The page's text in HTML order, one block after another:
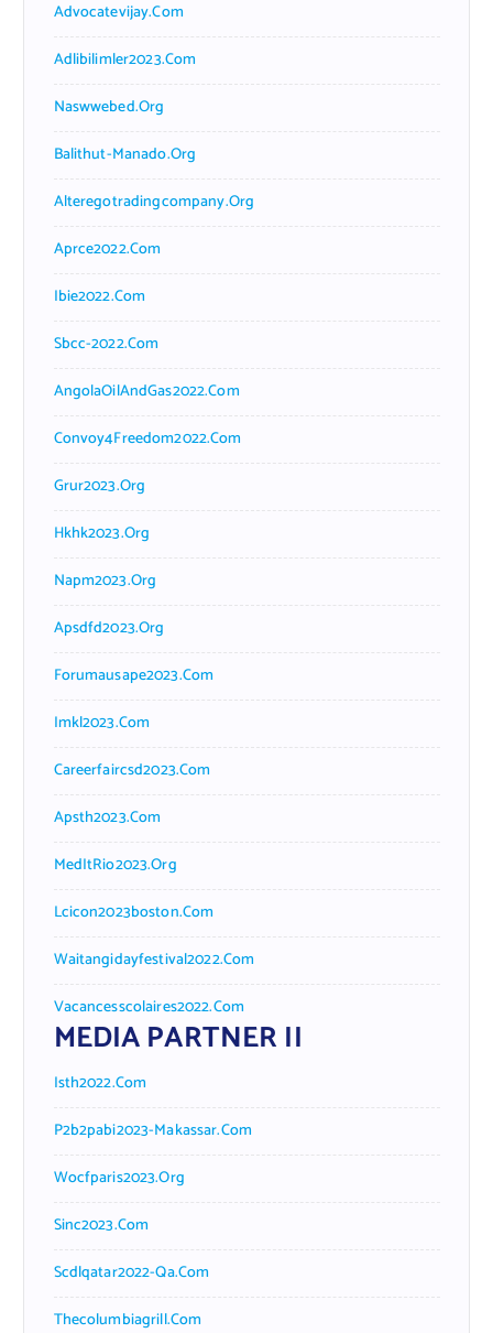
Advocatevijay.com
Adlibilimler2023.com
Naswwebed.org
Balithut-Manado.org
Alteregotradingcompany.org
Aprce2022.com
Ibie2022.com
Sbcc-2022.com
AngolaOilAndGas2022.com
Convoy4Freedom2022.com
Grur2023.org
Hkhk2023.org
Napm2023.org
Apsdfd2023.org
Forumausape2023.com
Imkl2023.com
Careerfaircsd2023.com
Apsth2023.com
MedItRio2023.org
Lcicon2023boston.com
Waitangidayfestival2022.com
Vacancesscolaires2022.com
MEDIA PARTNER II
Isth2022.com
P2b2pabi2023-Makassar.com
Wocfparis2023.org
Sinc2023.com
Scdlqatar2022-Qa.com
Thecolumbiagrill.com